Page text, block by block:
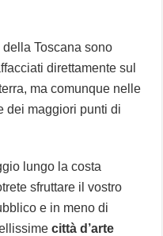
Toscana sono
direttamente sul
ma comunque nelle
dei maggiori punti di
lungo la costa
sfruttare il vostro
e in meno di
città d’arte